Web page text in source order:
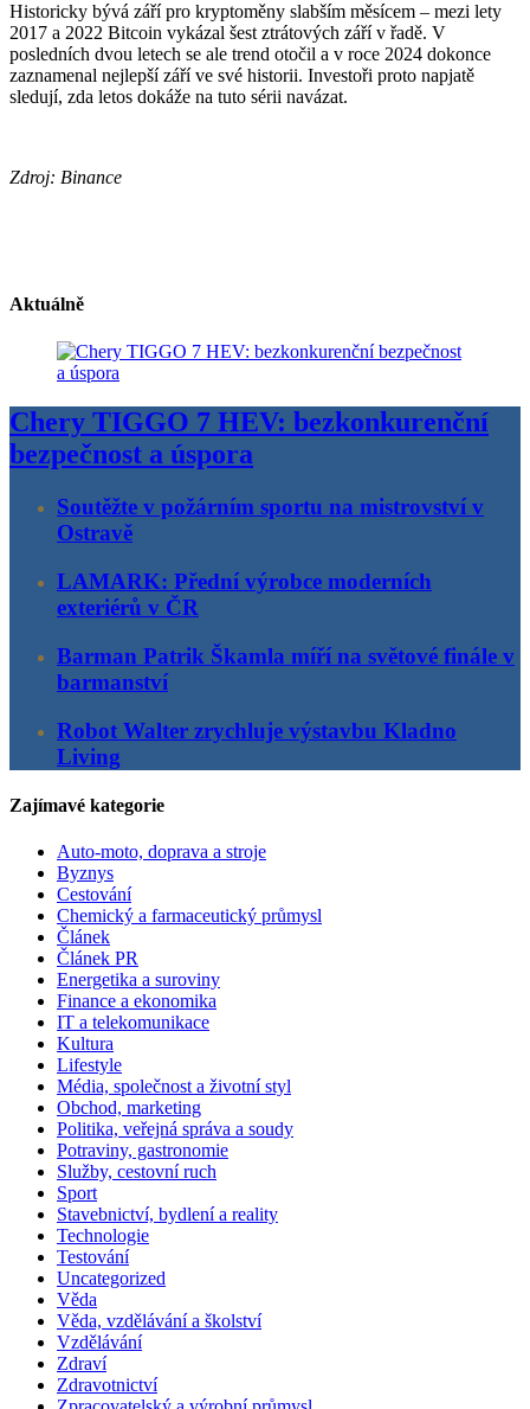
Historicky bývá září pro kryptoměny slabším měsícem – mezi lety
2017 a 2022 Bitcoin vykázal šest ztrátových září v řadě. V
posledních dvou letech se ale trend otočil a v roce 2024 dokonce
zaznamenal nejlepší září ve své historii. Investoři proto napjatě
sledují, zda letos dokáže na tuto sérii navázat.
Zdroj: Binance
Aktuálně
Chery TIGGO 7 HEV: bezkonkurenční
bezpečnost a úspora
Soutěžte v požárním sportu na mistrovství v
Ostravě
LAMARK: Přední výrobce moderních
exteriérů v ČR
Barman Patrik Škamla míří na světové finále v
barmanství
Robot Walter zrychluje výstavbu Kladno
Living
Zajímavé kategorie
Auto-moto, doprava a stroje
Byznys
Cestování
Chemický a farmaceutický průmysl
Článek
Článek PR
Energetika a suroviny
Finance a ekonomika
IT a telekomunikace
Kultura
Lifestyle
Média, společnost a životní styl
Obchod, marketing
Politika, veřejná správa a soudy
Potraviny, gastronomie
Služby, cestovní ruch
Sport
Stavebnictví, bydlení a reality
Technologie
Testování
Uncategorized
Věda
Věda, vzdělávání a školství
Vzdělávání
Zdraví
Zdravotnictví